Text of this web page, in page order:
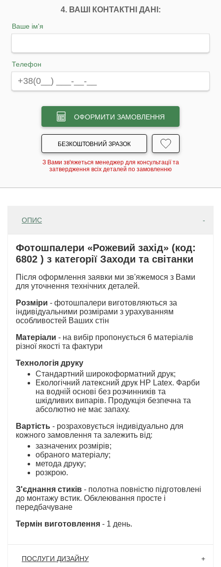
4. ВАШІ КОНТАКТНІ ДАНІ:
Ваше ім'я
Телефон
ОФОРМИТИ ЗАМОВЛЕННЯ
БЕЗКОШТОВНИЙ ЗРАЗОК
З Вами зв'яжеться менеджер для консультації та
затвердження всіх деталей по замовленню
ОПИС
Фотошпалери «Рожевий захід» (код:
6802 ) з категорії Заходи та світанки
Після оформлення заявки ми зв'яжемося з Вами
для уточнення технічних деталей.
Розміри - фотошпалери виготовляються за
індивідуальними розмірами з урахуванням
особливостей Ваших стін
Матеріали - на вибір пропонується 6 матеріалів
різної якості та фактури
Технологія друку
Стандартний широкоформатний друк;
Екологічний латексний друк HP Latex. Фарби
на водній основі без розчинників та
шкідливих випарів. Продукція безпечна та
абсолютно не має запаху.
Вартість - розраховується індивідуально для
кожного замовлення та залежить від:
зазначених розмірів;
обраного матеріалу;
метода друку;
розкрою.
З'єднання стиків - полотна повністю підготовлені
до монтажу встик. Обклеювання просте і
передбачуване
Термін виготовлення - 1 день.
ПОСЛУГИ ДИЗАЙНУ